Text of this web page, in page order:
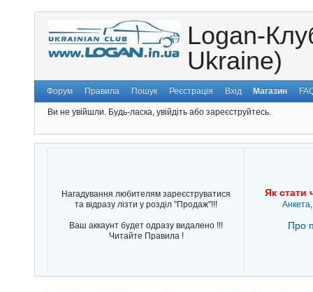
Logan-
Ukraine)
Форум Правила Пошук Реєстрація Вхід Магазин
Ви не увійшли. Будь-ласка, увійдіть або зареєструйтесь.
Нагадування любителям зареєструватися
та відразу лізти у розділ "Продаж"!!!
Ваш аккаунт будет одразу видалено !!!
Читайте Правила !
Як стати
Про